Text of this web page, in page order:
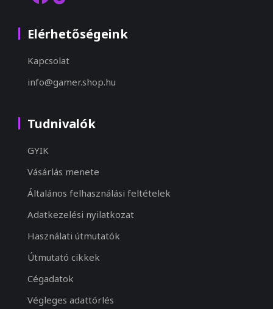
Elérhetőségeink
Kapcsolat
info@gamer.shop.hu
Tudnivalók
GYIK
Vásárlás menete
Általános felhasználási feltételek
Adatkezelési nyilatkozat
Használati útmutatók
Útmutató cikkek
Cégadatok
Végleges adattörlés